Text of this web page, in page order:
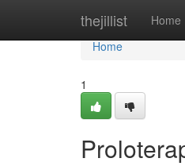
thejillist Home
Home
Home
1